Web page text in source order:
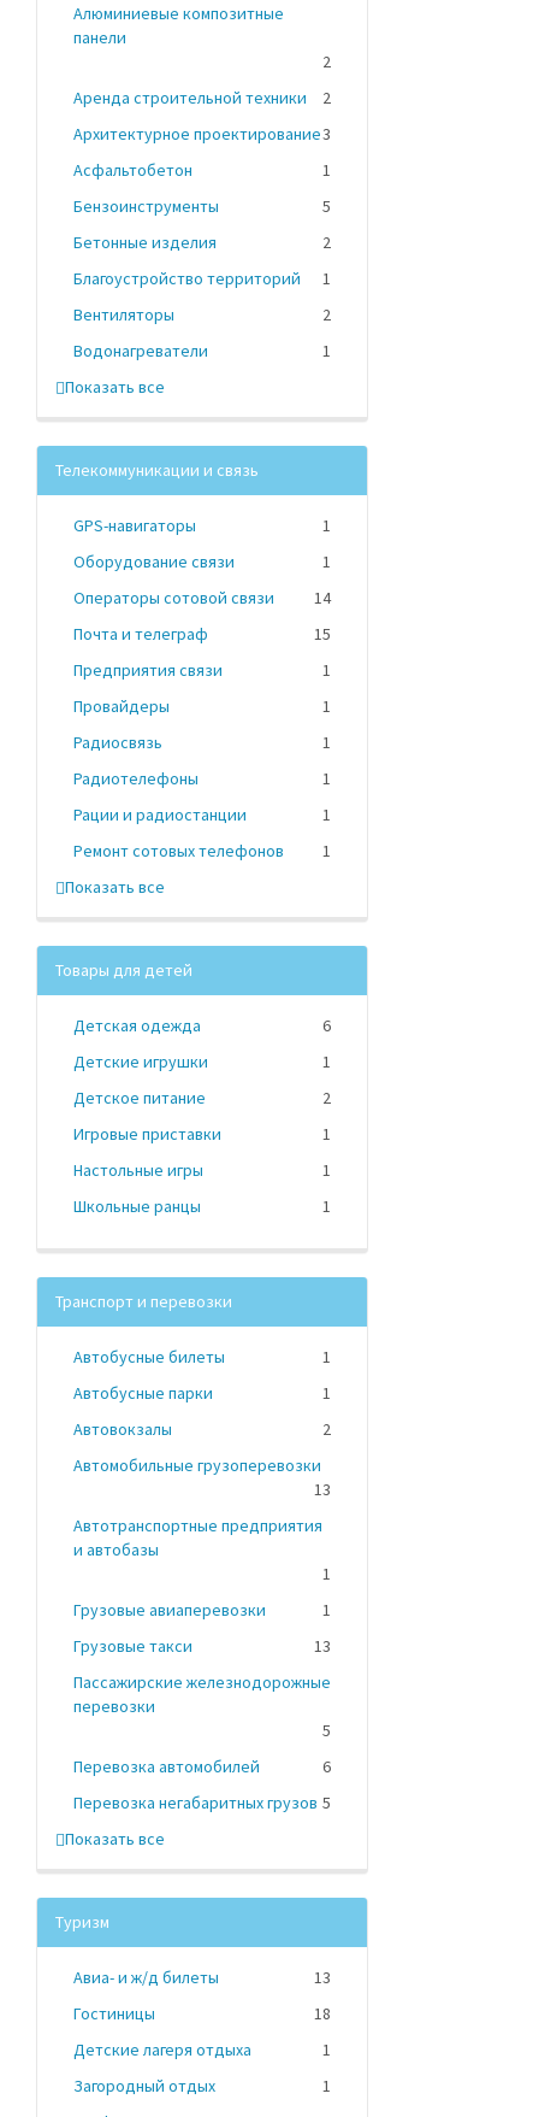
Алюминиевые композитные
панели
2
Аренда строительной техники
2
Архитектурное проектирование3
Асфальтобетон
1
Бензоинструменты
5
Бетонные изделия
2
Благоустройство территорий
1
Вентиляторы
2
Водонагреватели
1
Показать все
Телекоммуникации и связь
GPS-навигаторы
1
Оборудование связи
1
Операторы сотовой связи
14
Почта и телеграф
15
Предприятия связи
1
Провайдеры
1
Радиосвязь
1
Радиотелефоны
1
Рации и радиостанции
1
Ремонт сотовых телефонов
1
Показать все
Товары для детей
Детская одежда
6
Детские игрушки
1
Детское питание
2
Игровые приставки
1
Настольные игры
1
Школьные ранцы
1
Транспорт и перевозки
Автобусные билеты
1
Автобусные парки
1
Автовокзалы
2
Автомобильные грузоперевозки
13
Автотранспортные предприятия
и автобазы
1
Грузовые авиаперевозки
1
Грузовые такси
13
Пассажирские железнодорожные
перевозки
5
Перевозка автомобилей
6
Перевозка негабаритных грузов 5
Показать все
Туризм
Авиа- и ж/д билеты
13
Гостиницы
18
Детские лагеря отдыха
1
Загородный отдых
1